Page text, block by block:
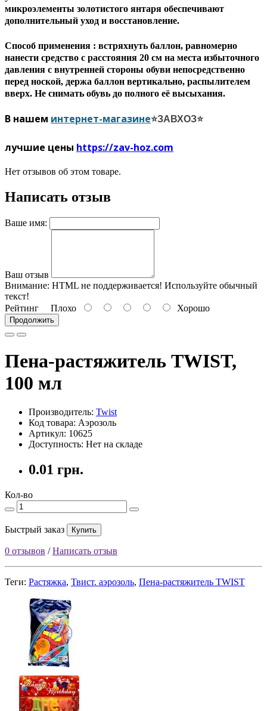
микроэлементы золотистого янтаря обеспечивают
дополнительный уход и восстановление.
Способ применения : встряхнуть баллон, равномерно
нанести средство с расстояния 20 см на места избыточного
давления с внутренней стороны обуви непосредственно
перед ноской, держа баллон вертикально, распылителем
вверх. Не снимать обувь до полного её высыхания.
В нашем интернет-магазине⭐ЗАВХОЗ⭐
лучшие цены https://zav-hoz.com
Нет отзывов об этом товаре.
Написать отзыв
Ваше имя:
Ваш отзыв
Внимание: HTML не поддерживается! Используйте обычный
текст!
Рейтинг Плохо Хорошо
Продолжить
Пена-растяжитель TWIST,
100 мл
Производитель: Twist
Код товара: Аэрозоль
Артикул: 10625
Доступность: Нет на складе
0.01 грн.
Кол-во
Быстрый заказ Купить
0 отзывов /Написать отзыв
Теги: Растяжка, Твист. аэрозоль, Пена-растяжитель TWIST